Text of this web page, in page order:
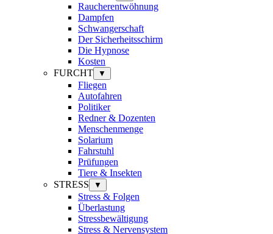
Raucherentwöhnung
Dampfen
Schwangerschaft
Der Sicherheitsschirm
Die Hypnose
Kosten
FURCHT
▼
Fliegen
Autofahren
Politiker
Redner & Dozenten
Menschenmenge
Solarium
Fahrstuhl
Prüfungen
Tiere & Insekten
STRESS
▼
Stress & Folgen
Überlastung
Stressbewältigung
Stress & Nervensystem